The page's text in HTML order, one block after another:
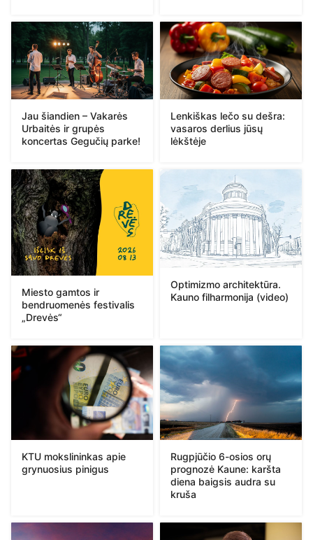
Jau šiandien – Vakarės
Urbaitės ir grupės
koncertas Gegučių parke!
Lenkiškas lečo su dešra:
vasaros derlius jūsų
lėkštėje
Miesto gamtos ir
bendruomenės festivalis
„Drevės“
Optimizmo architektūra.
Kauno filharmonija (video)
KTU mokslininkas apie
grynuosius pinigus
Rugpjūčio 6-osios orų
prognozė Kaune: karšta
diena baigsis audra su
kruša